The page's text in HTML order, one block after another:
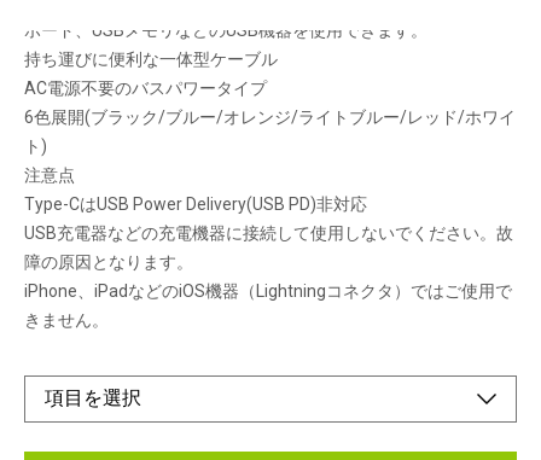
ボード、USBメモリなどのUSB機器を使用できます。
持ち運びに便利な一体型ケーブル
AC電源不要のバスパワータイプ
6色展開(ブラック/ブルー/オレンジ/ライトブルー/レッド/ホワイ
ト)
注意点
Type-CはUSB Power Delivery(USB PD)非対応
USB充電器などの充電機器に接続して使用しないでください。故
障の原因となります。
iPhone、iPadなどのiOS機器（Lightningコネクタ）ではご使用で
きません。